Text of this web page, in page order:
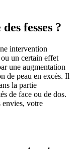
fesses ?
intervention
un certain effet
une augmentation
de peau en excès. Il
la partie
de face ou de dos.
envies, votre